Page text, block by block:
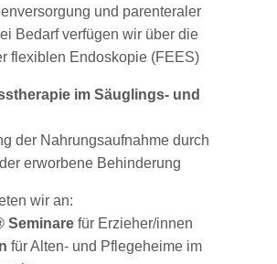
und parenteraler
Bedarf verfügen wir über die
flexiblen Endoskopie (FEES)
im Säuglings- und
der Nahrungsaufnahme durch
erworbene Behinderung
wir an:
Seminarefür Erzieher/innen
für Alten- und Pflegeheime im